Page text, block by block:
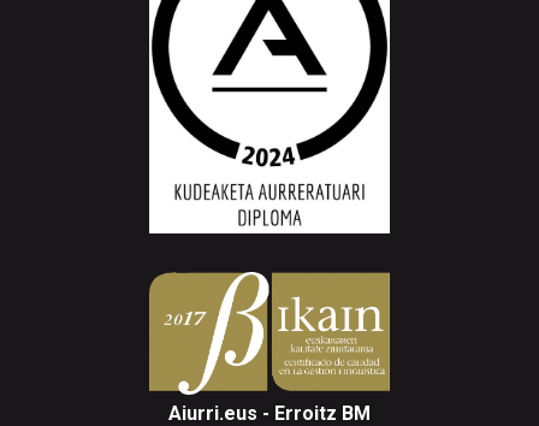
Aiurri.eus - Erroitz BM